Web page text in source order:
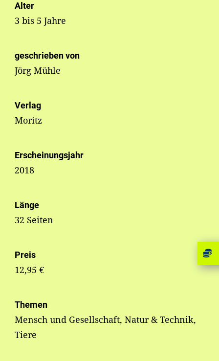
Alter
3 bis 5 Jahre
geschrieben von
Jörg Mühle
Verlag
Moritz
Erscheinungsjahr
2018
Länge
32 Seiten
Preis
12,95 €
Themen
Mensch und Gesellschaft, Natur & Technik,
Tiere